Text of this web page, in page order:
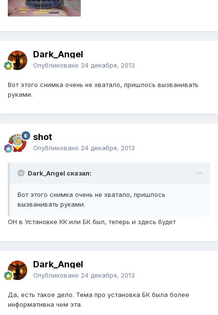
Dark_Angel
Опубликовано 24 декабря, 2013
Вот этого снимка очень не хватало, пришлось вызванивать
руками.
shot
Опубликовано 24 декабря, 2013
Dark_Angel сказал:
Вот этого снимка очень не хватало, пришлось
вызванивать руками.
ОН в Установке КК или БК был, теперь и здесь будет
Dark_Angel
Опубликовано 24 декабря, 2013
Да, есть такое дело. Тема про установка БК была более
информативна чем эта.